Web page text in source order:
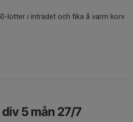
lotter i inträdet och fika å varm korv
5 mån 27/7